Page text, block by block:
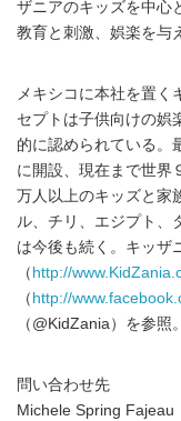
ザニアのキッズを中心
教育と刺激、娯楽を与
メキシコに本社を置く
セプトは子供向けの娯
的に認められている。
に開設、現在まで世界
万人以上のキッズと家
ル、チリ、エジプト、
は今後も続く。キッザ
（ http://
（ http://
（@KidZania）を参照。
問い合わせ先
Michele Spring Fajeau